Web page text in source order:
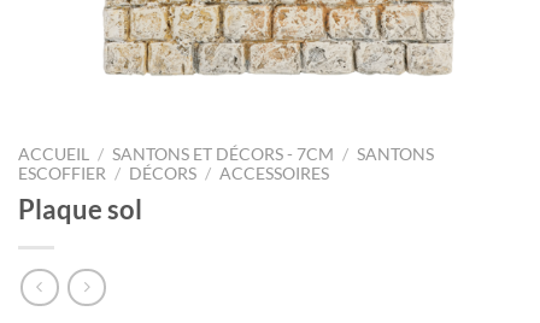
ACCUEIL / SANTONS ET DÉCORS - 7CM / SANTONS
ESCOFFIER / DÉCORS / ACCESSOIRES
Plaque sol